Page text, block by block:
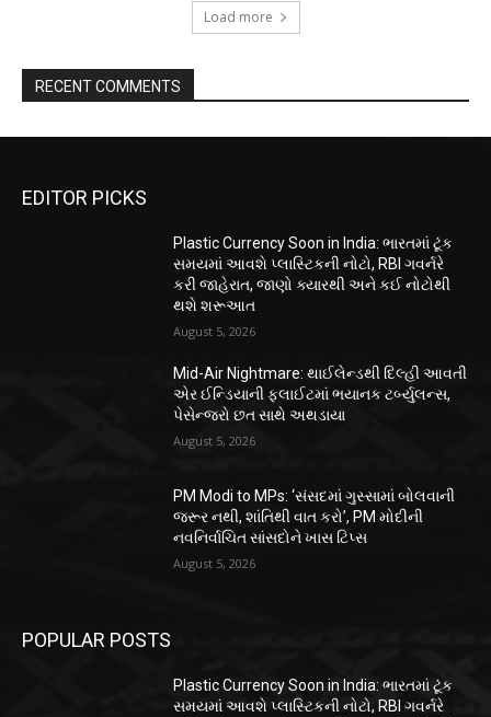
Load more
RECENT COMMENTS
EDITOR PICKS
Plastic Currency Soon in India: ભારતમાં ટૂંક
સમયમાં આવશે પ્લાસ્ટિકની નોટો, RBI ગવર્નરે
કરી જાહેરાત, જાણો ક્યારથી અને કઈ નોટોથી
થશે શરૂઆત
August 5, 2026
Mid-Air Nightmare: થાઈલેન્ડથી દિલ્હી આવતી
એર ઈન્ડિયાની ફ્લાઈટમાં ભયાનક ટર્બ્યુલન્સ,
પેસેન્જરો છત સાથે અથડાયા
August 5, 2026
PM Modi to MPs: ‘સંસદમાં ગુસ્સામાં બોલવાની
જરૂર નથી, શાંતિથી વાત કરો’, PM મોદીની
નવનિર્વાચિત સાંસદોને ખાસ ટિપ્સ
August 5, 2026
POPULAR POSTS
Plastic Currency Soon in India: ભારતમાં ટૂંક
સમયમાં આવશે પ્લાસ્ટિકની નોટો, RBI ગવર્નરે